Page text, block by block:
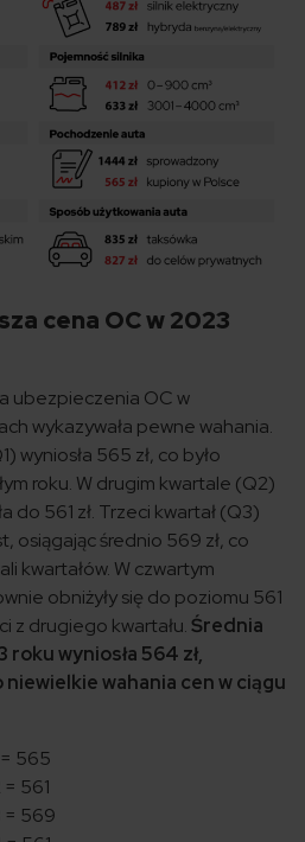
cena OC w 2023
ubezpieczenia OC w
wykazywała pewne wahania.
wyniosła 565 zł, co było
roku. W drugim kwartale (Q2)
do 561 zł. Trzeci kwartał (Q3)
osiągając średnio 569 zł, co
kwartałów. W czwartym
obniżyły się do poziomu 561
z drugiego kwartału.Średnia
wyniosła 564 zł,
wahania cen w ciągu
565
561
= 569